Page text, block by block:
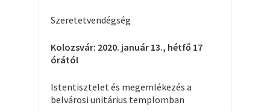
Szeretetvendégség
Kolozsvár: 2020. január 13., hétfő 17
órától
Istentisztelet és megemlékezés a
belvárosi unitárius templomban